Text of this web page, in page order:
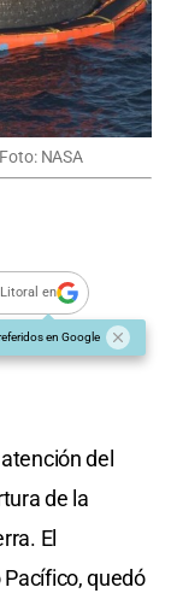
NASA
en
en Google
del
de la
El
quedó